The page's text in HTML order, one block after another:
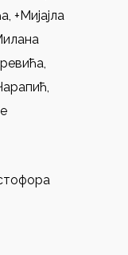
+Мијајла